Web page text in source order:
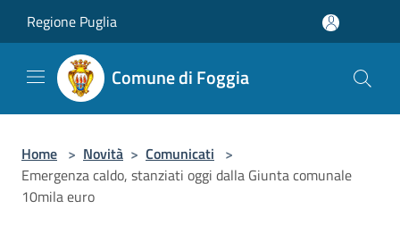
Regione Puglia
Comune di Foggia
Home > Novità > Comunicati >
Emergenza caldo, stanziati oggi dalla Giunta comunale
10mila euro